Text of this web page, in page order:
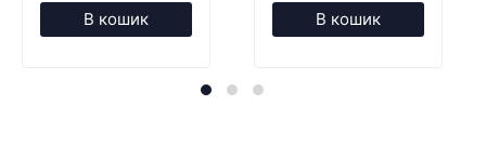
В кошик В кошик